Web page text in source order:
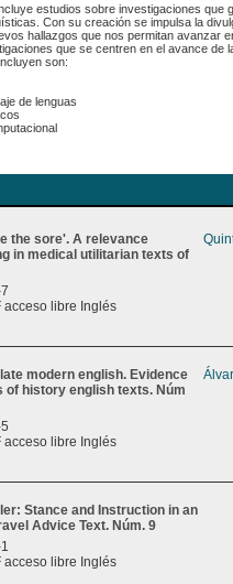
estudios sobre investigaciones que
Con su creación se impulsa la
hallazgos que nos permitan avanzar
que se centren en el avance de
son:
de lenguas
the sore'. A relevance
in medical utilitarian texts of
acceso libre Inglés
modern english. Evidence
of history english texts. Núm
acceso libre Inglés
Stance and Instruction in an
Advice Text. Núm. 9
acceso libre Inglés